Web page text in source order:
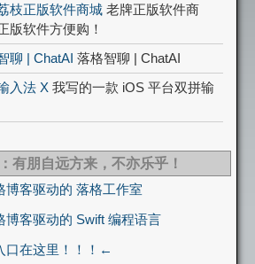
枝正版软件商城 老牌正版软件商
版软件方便购！
聊 | ChatAI 落格智聊 | ChatAI
入法 X 我写的一款 iOS 平台双拼输
有朋自远方来，不亦乐乎！
博客驱动的 落格工作室
博客驱动的 Swift 编程语言
口在这里！！！←